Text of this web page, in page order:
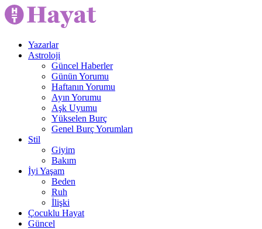
Yazarlar
Astroloji
Güncel Haberler
Günün Yorumu
Haftanın Yorumu
Ayın Yorumu
Aşk Uyumu
Yükselen Burç
Genel Burç Yorumları
Stil
Giyim
Bakım
İyi Yaşam
Beden
Ruh
İlişki
Çocuklu Hayat
Güncel